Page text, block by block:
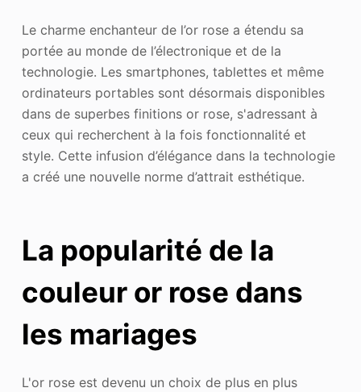
Le charme enchanteur de l’or rose a étendu sa
portée au monde de l’électronique et de la
technologie. Les smartphones, tablettes et même
ordinateurs portables sont désormais disponibles
dans de superbes finitions or rose, s'adressant à
ceux qui recherchent à la fois fonctionnalité et
style. Cette infusion d’élégance dans la technologie
a créé une nouvelle norme d’attrait esthétique.
La popularité de la
couleur or rose dans
les mariages
L'or rose est devenu un choix de plus en plus